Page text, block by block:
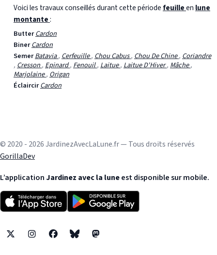
Voici les travaux conseillés durant cette période feuilleen lune
montante:
ButterCardon
BinerCardon
SemerBatavia,Cerfeuille,Chou Cabus,Chou De Chine,Coriandre
,Cresson,Epinard,Fenouil,Laitue,Laitue D'Hiver,Mâche,
Marjolaine,Origan
ÉclaircirCardon
© 2020 - 2026 JardinezAvecLaLune.fr — Tous droits réservés
GorillaDev
L’application Jardinez avec la luneest disponible sur mobile.
X InstagramFacebookBlueskyMastodon